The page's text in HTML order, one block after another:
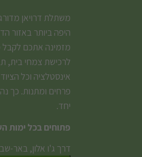
משתלת דרויאן
היפה ביותר באזור
מזמינה אתכם לקבל
לרכישת צמחי בית,
אינסטלציה וכל
פרחים ומתנות. כך
יחד.
פתוחים בכל ימות
דרך ג'ו אלון, באר-